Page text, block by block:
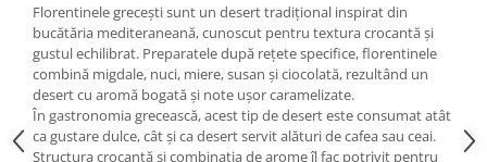
Florentinele grecești sunt un desert tradițional inspirat din
bucătăria mediteraneană, cunoscut pentru textura crocantă și
gustul echilibrat. Preparatele după rețete specifice, florentinele
combină migdale, nuci, miere, susan și ciocolată, rezultând un
desert cu aromă bogată și note ușor caramelizate.
În gastronomia grecească, acest tip de desert este consumat atât
ca gustare dulce, cât și ca desert servit alături de cafea sau ceai.
Structura crocantă și combinația de arome îl fac potrivit pentru